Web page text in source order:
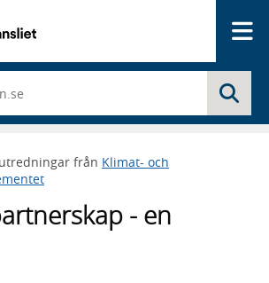
från Klimat- och
- en